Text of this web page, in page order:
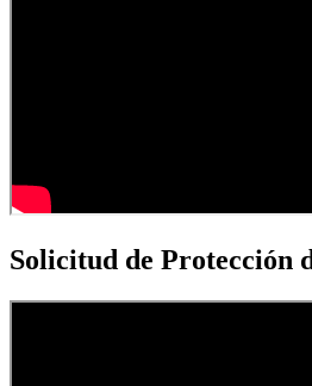
Solicitud de Protección